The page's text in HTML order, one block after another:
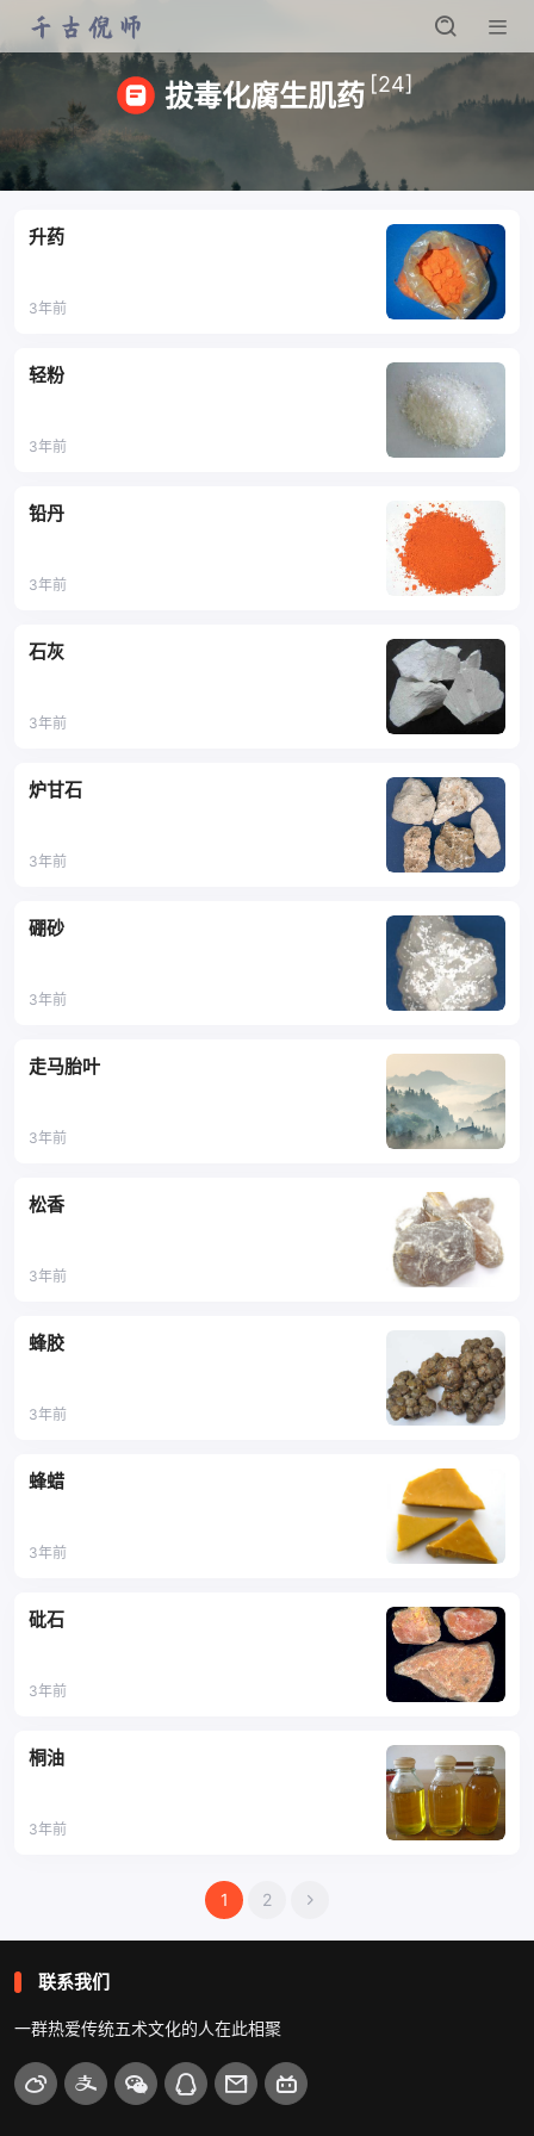
拔毒化腐生肌药 [24]
升药
3年前
轻粉
3年前
铅丹
3年前
石灰
3年前
炉甘石
3年前
硼砂
3年前
走马胎叶
3年前
松香
3年前
蜂胶
3年前
蜂蜡
3年前
砒石
3年前
桐油
3年前
航
1 2
联系我们
一群热爱传统五术文化的人在此相聚